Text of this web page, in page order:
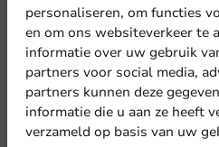
personaliseren, om functies
en om ons websiteverkeer te
informatie over uw gebruik
partners voor social media,
partners kunnen deze
informatie die u aan ze heeft
verzameld op basis van uw
Meld je aan